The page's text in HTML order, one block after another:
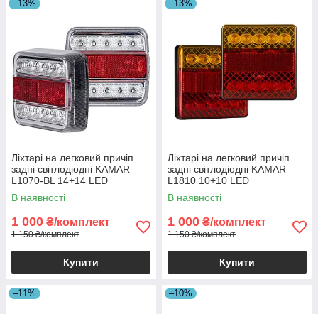
–13%
Ліхтарі на легковий причіп
задні світлодіодні KAMAR
L1070-BL 14+14 LED
стоп+габарит+поворот+підсві
чування номера
В наявності
1 000 ₴/комплект
1 150 ₴/комплект
Купити
–13%
Ліхтарі на легковий причіп
задні світлодіодні KAMAR
L1810 10+10 LED
стоп+габарит+поворот
В наявності
1 000 ₴/комплект
1 150 ₴/комплект
Купити
–11% –10%